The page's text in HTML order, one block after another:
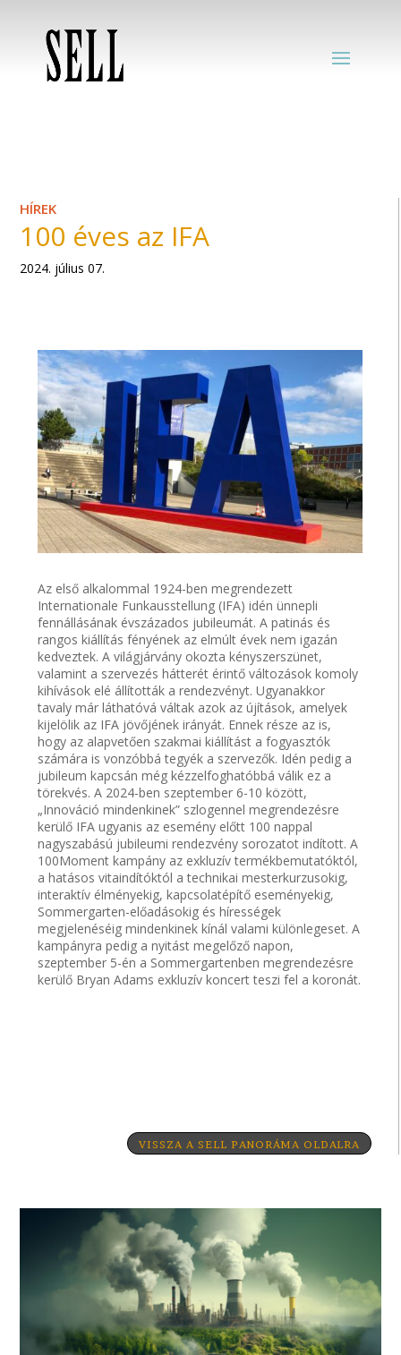
HÍREK
100 éves az IFA
2024. július 07.
Az első alkalommal 1924-ben megrendezett
Internationale Funkausstellung (IFA) idén ünnepli
fennállásának évszázados jubileumát. A patinás és
rangos kiállítás fényének az elmúlt évek nem igazán
kedveztek. A világjárvány okozta kényszerszünet,
valamint a szervezés hátterét érintő változások komoly
kihívások elé állították a rendezvényt. Ugyanakkor
tavaly már láthatóvá váltak azok az újítások, amelyek
kijelölik az IFA jövőjének irányát. Ennek része az is,
hogy az alapvetően szakmai kiállítást a fogyasztók
számára is vonzóbbá tegyék a szervezők. Idén pedig a
jubileum kapcsán még kézzelfoghatóbbá válik ez a
törekvés. A 2024-ben szeptember 6-10 között,
„Innováció mindenkinek” szlogennel megrendezésre
kerülő IFA ugyanis az esemény előtt 100 nappal
nagyszabású jubileumi rendezvény sorozatot indított. A
100Moment kampány az exkluzív termékbemutatóktól,
a hatásos vitaindítóktól a technikai mesterkurzusokig,
interaktív élményekig, kapcsolatépítő eseményekig,
Sommergarten-előadásokig és hírességek
megjelenéséig mindenkinek kínál valami különlegeset. A
kampányra pedig a nyitást megelőző napon,
szeptember 5-én a Sommergartenben megrendezésre
kerülő Bryan Adams exkluzív koncert teszi fel a koronát.
VISSZA A SELL PANORÁMA OLDALRA